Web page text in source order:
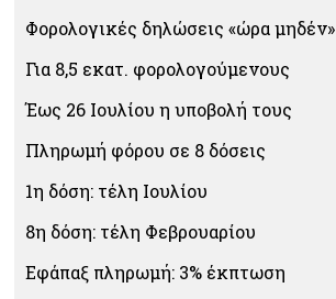
Φορολογικές δηλώσεις «ώρα μηδέν»
Για 8,5 εκατ. φορολογούμενους
Έως 26 Ιουλίου η υποβολή τους
Πληρωμή φόρου σε 8 δόσεις
1η δόση: τέλη Ιουλίου
8η δόση: τέλη Φεβρουαρίου
Εφάπαξ πληρωμή: 3% έκπτωση